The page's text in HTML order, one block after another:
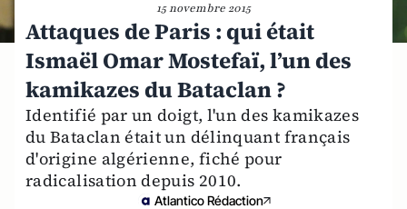
15 novembre 2015
Attaques de Paris : qui était
Ismaël Omar Mostefaï, l’un des
kamikazes du Bataclan ?
Identifié par un doigt, l'un des kamikazes
du Bataclan était un délinquant français
d'origine algérienne, fiché pour
radicalisation depuis 2010.
Atlantico Rédaction